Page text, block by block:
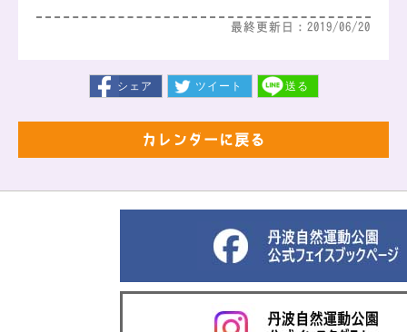
最終更新日：2019/06/20
シェア ツイート 送る
カレンダーに戻る